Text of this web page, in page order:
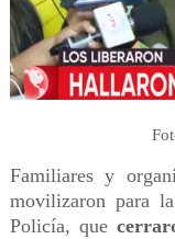
Familiares y
movilizaron para
Policía, que